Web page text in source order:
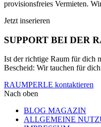
provisionsfreies Vermieten.
Jetzt inserieren
SUPPORT BEI DER
Ist der richtige Raum für dich
Bescheid: Wir tauchen für
RAUMPERLE kontaktieren
Nach oben
BLOG MAGAZIN
ALLGEMEINE